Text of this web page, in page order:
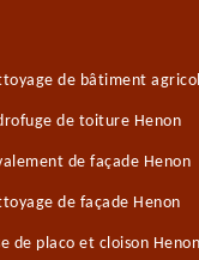
de bâtiment
de toiture Henon
de façade Henon
de façade Henon
de placo et cloison